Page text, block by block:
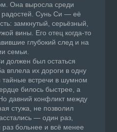
Она выросла среди
радостей. Сунь Си — её
замкнутый, серьёзный,
вины. Его отец когда-то
глубокий след и на
семьи.
был остаться
вплела их дороги в одну
тайные встречи в шумном
билось быстрее, а
давний конфликт между
стужа, не позволил
— один раз,
больнее и всё менее